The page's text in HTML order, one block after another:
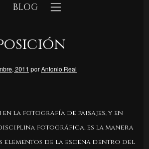
BLOG
2011 porAntonio Real
la fotografía de paisajes, y en
fotográfica, es la manera
de la escena dentro del